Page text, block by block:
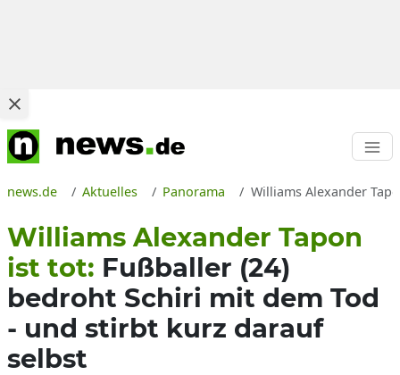
news.de Aktuelles Panorama Williams Alexander
Williams Alexander Tapon
ist tot: Fußballer (24)
bedroht Schiri mit dem Tod
- und stirbt kurz darauf
selbst